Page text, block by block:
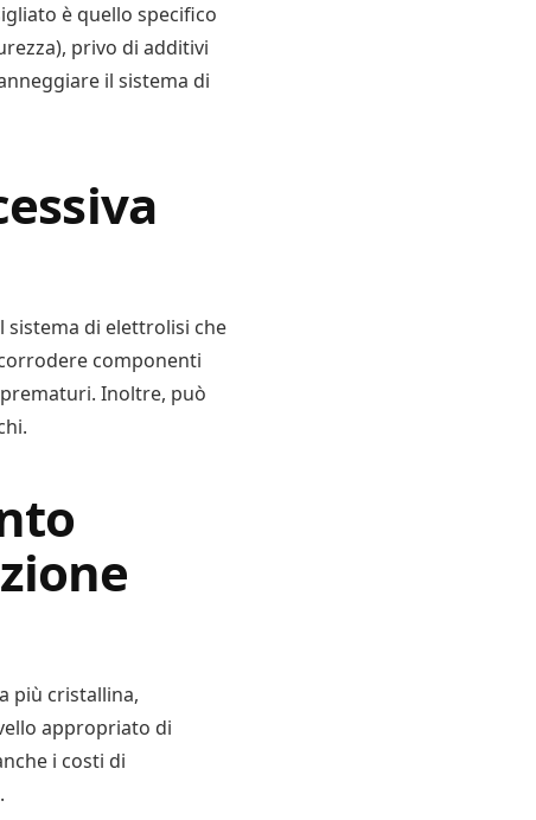
è quello specifico
privo di additivi
il sistema di
sistema di elettrolisi che
componenti
Inoltre, può
più cristallina,
appropriato di
i costi di